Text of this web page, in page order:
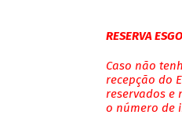
RESERVA
Caso não
recepção do
reservados e
o número de